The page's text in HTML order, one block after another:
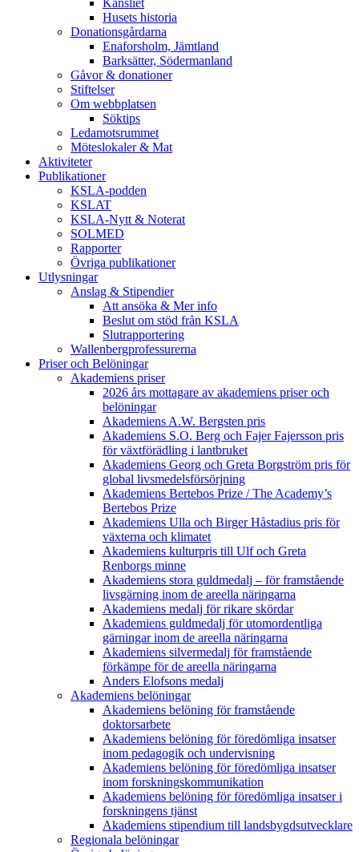
Kansliet
Husets historia
Donationsgårdarna
Enaforsholm, Jämtland
Barksätter, Södermanland
Gåvor & donationer
Stiftelser
Om webbplatsen
Söktips
Ledamotsrummet
Möteslokaler & Mat
Aktiviteter
Publikationer
KSLA-podden
KSLAT
KSLA-Nytt & Noterat
SOLMED
Rapporter
Övriga publikationer
Utlysningar
Anslag & Stipendier
Att ansöka & Mer info
Beslut om stöd från KSLA
Slutrapportering
Wallenbergprofessurerna
Priser och Belöningar
Akademiens priser
2026 års mottagare av akademiens priser och
belöningar
Akademiens A.W. Bergsten pris
Akademiens S.O. Berg och Fajer Fajersson pris
för växtförädling i lantbruket
Akademiens Georg och Greta Borgström pris för
global livsmedelsförsörjning
Akademiens Bertebos Prize / The Academy’s
Bertebos Prize
Akademiens Ulla och Birger Håstadius pris för
växterna och klimatet
Akademiens kulturpris till Ulf och Greta
Renborgs minne
Akademiens stora guldmedalj – för framstående
livsgärning inom de areella näringarna
Akademiens medalj för rikare skördar
Akademiens guldmedalj för utomordentliga
gärningar inom de areella näringarna
Akademiens silvermedalj för framstående
förkämpe för de areella näringarna
Anders Elofsons medalj
Akademiens belöningar
Akademiens belöning för framstående
doktorsarbete
Akademiens belöning för föredömliga insatser
inom pedagogik och undervisning
Akademiens belöning för föredömliga insatser
inom forskningskommunikation
Akademiens belöning för föredömliga insatser i
forskningens tjänst
Akademiens stipendium till landsbygdsutvecklare
Regionala belöningar